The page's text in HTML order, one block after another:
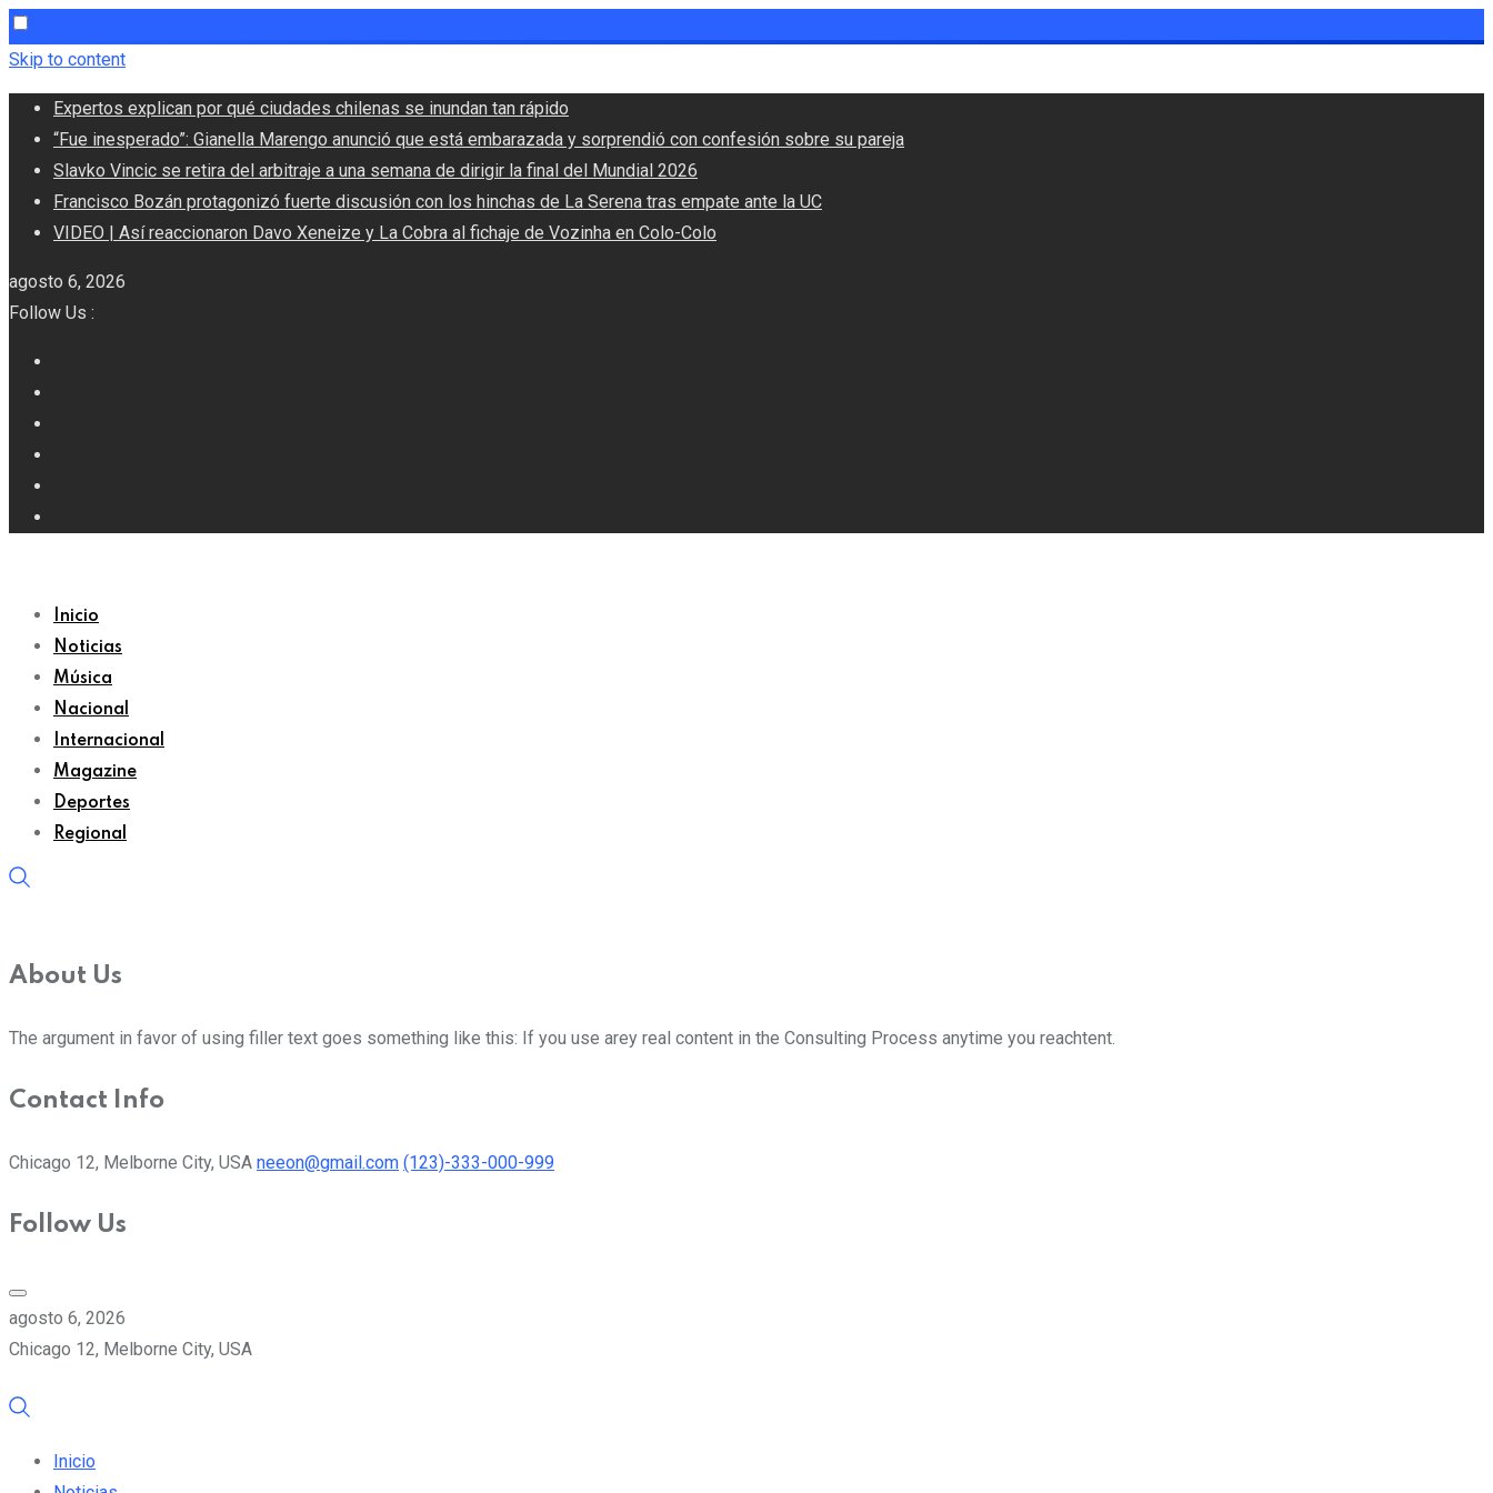
Skip to content
Expertos explican por qué ciudades chilenas se inundan tan rápido
“Fue inesperado”: Gianella Marengo anunció que está embarazada y sorprendió con confesión sobre su pareja
Slavko Vincic se retira del arbitraje a una semana de dirigir la final del Mundial 2026
Francisco Bozán protagonizó fuerte discusión con los hinchas de La Serena tras empate ante la UC
VIDEO | Así reaccionaron Davo Xeneize y La Cobra al fichaje de Vozinha en Colo-Colo
agosto 6, 2026
Follow Us :
Inicio
Noticias
Música
Nacional
Internacional
Magazine
Deportes
Regional
About Us
The argument in favor of using filler text goes something like this: If you use arey real content in the Consulting Process anytime you reachtent.
Contact Info
Chicago 12, Melborne City, USA neeon@gmail.com (123)-333-000-999
Follow Us
agosto 6, 2026
Chicago 12, Melborne City, USA
Inicio